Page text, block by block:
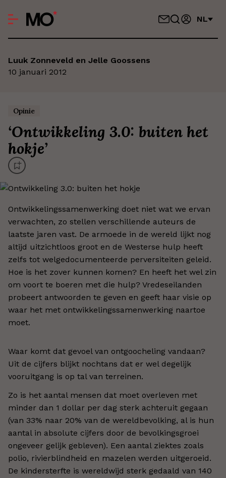
NL
Luuk Zonneveld en Jelle Goossens
10 januari 2012
Opinie
‘Ontwikkeling 3.0: buiten het
hokje’
Ontwikkelingssamenwerking doet niet wat we ervan
verwachten, zo stellen verschillende auteurs de
laatste jaren vast. De armoede in de wereld lijkt nog
altijd uitzichtloos groot en de Westerse hulp heeft
zelfs tot welgedocumenteerde perversiteiten geleid.
Hoe is het zover kunnen komen? En heeft het wel zin
om voort te boeren met die hulp? Vredeseilanden
probeert antwoorden te geven en geeft haar visie op
waar het met ontwikkelingssamenwerking naartoe
moet.
Waar komt dat gevoel van ontgoocheling vandaan?
Uit de cijfers blijkt nochtans dat er wel degelijk
vooruitgang is op tal van terreinen.
Zo is het aantal mensen dat moet overleven met
minder dan 1 dollar per dag sterk achteruit gegaan
(van 33% naar 20% van de wereldbevolking, al is hun
aantal in absolute cijfers door de bevolkingsgroei
ongeveer gelijk gebleven). Een aantal ziektes zoals
polio, rivierblindheid en mazelen werden uitgeroeid.
De kindersterfte is wereldwijd sterk gedaald van 140